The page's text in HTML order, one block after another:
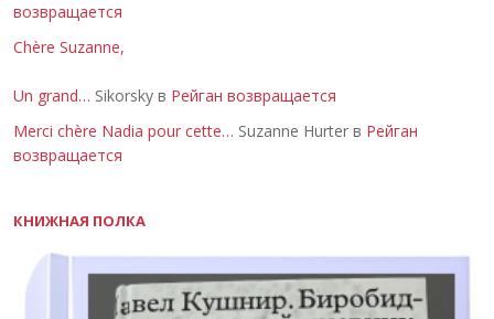
возвращается
Chère Suzanne,
Un grand… Sikorsky в Рейган возвращается
Merci chère Nadia pour cette… Suzanne Hurter в Рейган
возвращается
КНИЖНАЯ ПОЛКА